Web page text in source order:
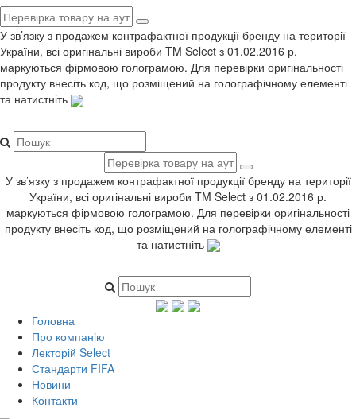
У зв’язку з продажем контрафактної продукції бренду на території
України, всі оригінальні вироби TM Select з 01.02.2016 р.
маркуються фірмовою голограмою. Для перевірки оригінальності
продукту внесіть код, що розміщений на голографічному елементі
та натистніть
У зв’язку з продажем контрафактної продукції бренду на території
України, всі оригінальні вироби TM Select з 01.02.2016 р.
маркуються фірмовою голограмою. Для перевірки оригінальності
продукту внесіть код, що розміщений на голографічному елементі
та натистніть
Головна
Про компанiю
Лекторій Select
Стандарти FIFA
Новини
Контакти